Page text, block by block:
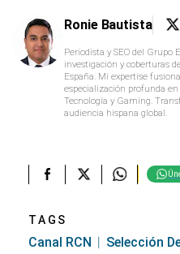
Ronie Bautista
Periodista y SEO del Grupo
investigación y coberturas
España. Mi expertise
especialización profunda en
Tecnología y Gaming.
audiencia hispana global.
TAGS
Canal RCN
Selección